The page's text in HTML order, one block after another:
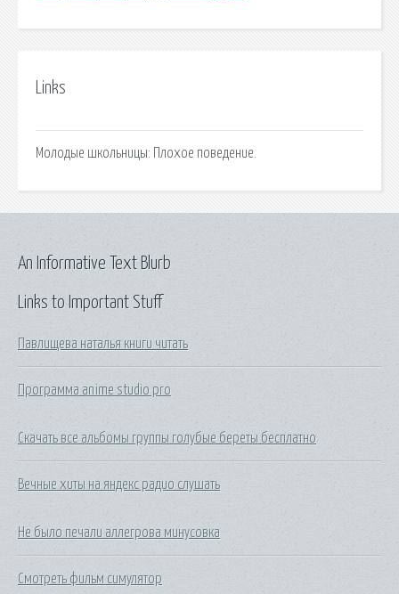
Links
Молодые школьницы: Плохое поведение.
Links to Important Stuff
Павлищева наталья книги читать
Программа anime studio pro
Скачать все альбомы группы голубые береты бесплатно
Вечные хиты на яндекс радио слушать
Не было печали аллегрова минусовка
Смотреть фильм симулятор
An Informative Text Blurb